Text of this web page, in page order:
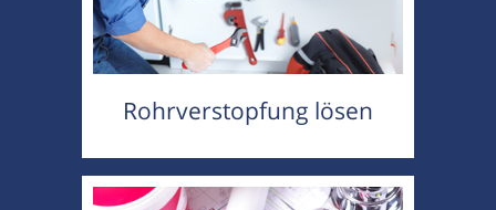
Rohrverstopfung lösen